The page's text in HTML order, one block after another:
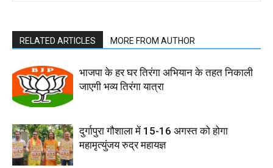
RELATED ARTICLES MORE FROM AUTHOR
भाजपा के हर घर तिरंगा अभियान के तहत निकाली
जाएगी भव्य तिरंगा यात्रा
दुर्गापुरा गौशाला में 15-16 अगस्त को होगा
महामृत्युंजय रुद्र महायज्ञ